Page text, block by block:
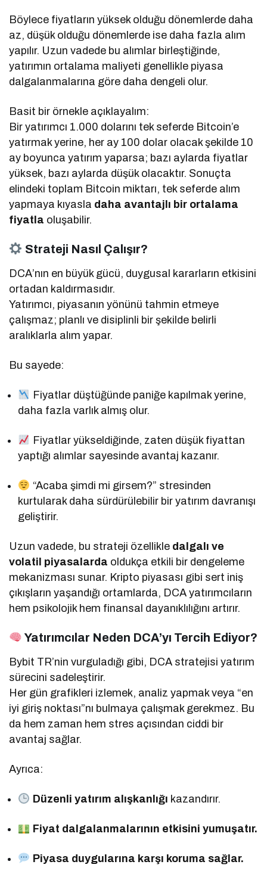
Böylece fiyatların yüksek olduğu dönemlerde daha
az, düşük olduğu dönemlerde ise daha fazla alım
yapılır. Uzun vadede bu alımlar birleştiğinde,
yatırımın ortalama maliyeti genellikle piyasa
dalgalanmalarına göre daha dengeli olur.
Basit bir örnekle açıklayalım:
Bir yatırımcı 1.000 dolarını tek seferde Bitcoin’e
yatırmak yerine, her ay 100 dolar olacak şekilde 10
ay boyunca yatırım yaparsa; bazı aylarda fiyatlar
yüksek, bazı aylarda düşük olacaktır. Sonuçta
elindeki toplam Bitcoin miktarı, tek seferde alım
yapmaya kıyasla daha avantajlı bir ortalama
fiyatla oluşabilir.
Strateji Nasıl Çalışır?
DCA’nın en büyük gücü, duygusal kararların etkisini
ortadan kaldırmasıdır.
Yatırımcı, piyasanın yönünü tahmin etmeye
çalışmaz; planlı ve disiplinli bir şekilde belirli
aralıklarla alım yapar.
Bu sayede:
Fiyatlar düştüğünde paniğe kapılmak yerine,
daha fazla varlık almış olur.
Fiyatlar yükseldiğinde, zaten düşük fiyattan
yaptığı alımlar sayesinde avantaj kazanır.
“Acaba şimdi mi girsem?” stresinden
kurtularak daha sürdürülebilir bir yatırım davranışı
geliştirir.
Uzun vadede, bu strateji özellikle dalgalı ve
volatil piyasalarda oldukça etkili bir dengeleme
mekanizması sunar. Kripto piyasası gibi sert iniş
çıkışların yaşandığı ortamlarda, DCA yatırımcıların
hem psikolojik hem finansal dayanıklılığını artırır.
Yatırımcılar Neden DCA’yı Tercih Ediyor?
Bybit TR’nin vurguladığı gibi, DCA stratejisi yatırım
sürecini sadeleştirir.
Her gün grafikleri izlemek, analiz yapmak veya “en
iyi giriş noktası”nı bulmaya çalışmak gerekmez. Bu
da hem zaman hem stres açısından ciddi bir
avantaj sağlar.
Ayrıca:
Düzenli yatırım alışkanlığı kazandırır.
Fiyat dalgalanmalarının etkisini yumuşatır.
Piyasa duygularına karşı koruma sağlar.